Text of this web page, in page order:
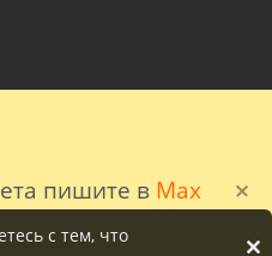
пишите в Max
с тем, что